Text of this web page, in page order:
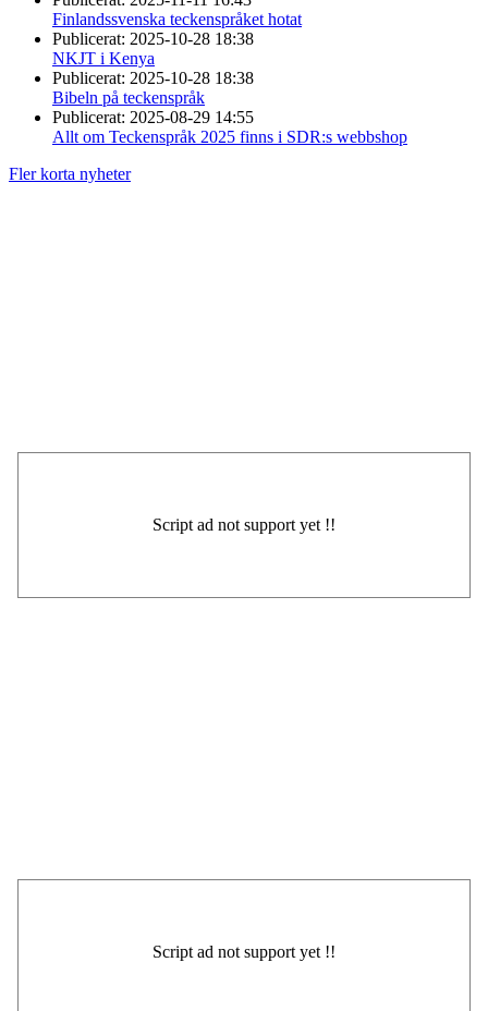
Finlandssvenska teckenspråket hotat
Publicerat: 2025-10-28 18:38
NKJT i Kenya
Publicerat: 2025-10-28 18:38
Bibeln på teckenspråk
Publicerat: 2025-08-29 14:55
Allt om Teckenspråk 2025 finns i SDR:s webbshop
Fler korta nyheter